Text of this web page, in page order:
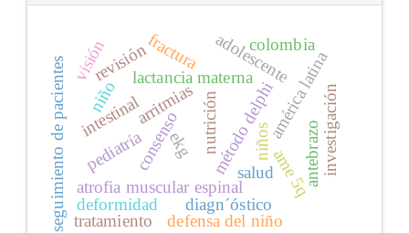
método delphi
consenso
lactancia materna
nutrición
ekg niños
arritmias
atrofia muscular espinal
diagn´óstico
américa latina
ame 5q
intestinal
pediatría
defensa del niño
fractura
deformidad
antebrazo
niño
adolescente
tratamiento
revisión colombia
investigación
salud
seguimiento de pacientes visión